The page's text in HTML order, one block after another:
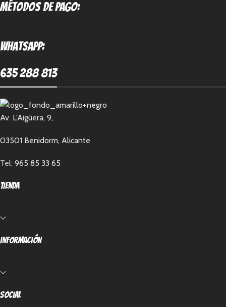
métodos de pago:
Whatsapp:
635 288 813
Av. L'Aigüera, 9,
03501 Benidorm, Alicante
Tel: 965 85 33 65
Tienda
Información
Social